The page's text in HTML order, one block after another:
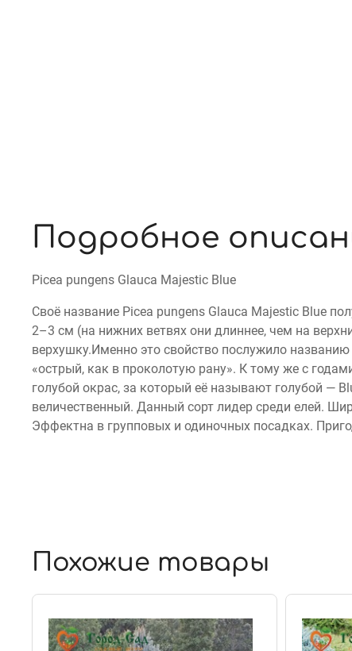
Подробное
Picea pungens Glauca Majestic Blue
Своё название Picea pungens Glauca Majestic Blue
2–3 см (на нижних ветвях они длиннее, чем на
верхушку.Именно это свойство послужило
«острый, как в проколотую рану». К тому же с
голубой окрас, за который её называют голубой —
величественный. Данный сорт лидер среди елей.
Эффектна в групповых и одиночных посадках.
Похожие товары